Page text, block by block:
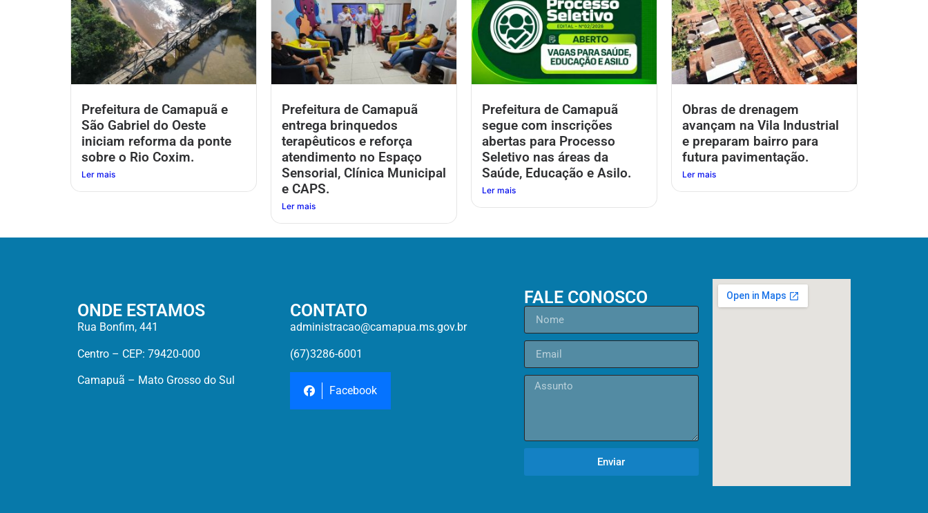
Prefeitura de Camapuã e
São Gabriel do Oeste
iniciam reforma da ponte
sobre o Rio Coxim.
Ler mais
Prefeitura de Camapuã
entrega brinquedos
terapêuticos e reforça
atendimento no Espaço
Sensorial, Clínica Municipal
e CAPS.
Ler mais
Prefeitura de Camapuã
segue com inscrições
abertas para Processo
Seletivo nas áreas da
Saúde, Educação e Asilo.
Ler mais
Obras de drenagem
avançam na Vila Industrial
e preparam bairro para
futura pavimentação.
Ler mais
ONDE ESTAMOS
Rua Bonfim, 441
Centro – CEP: 79420-000
Camapuã – Mato Grosso do Sul
CONTATO
administracao@camapua.ms.gov.br
(67)3286-6001
Facebook
FALE CONOSCO
Enviar